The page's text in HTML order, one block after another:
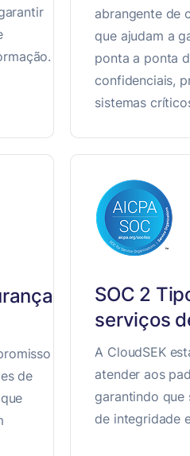
abrangente de
que ajudam a
ponta a ponta
confidenciais,
sistemas
de
SOC 2
serviços
A CloudSEK
atender aos
garantindo que
de integridade